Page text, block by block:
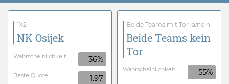
1X2
NK Osijek
Wahrscheinlichkeit 36%
Beste Quote 1.97
Beide Teams mit Tor ja/nein
Beide Teams kein
Tor
Wahrscheinlichkeit 55%